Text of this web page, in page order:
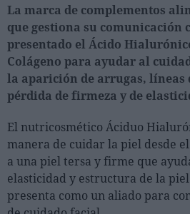
Proveedores
Estética
Perfumería
Salud
Eventos
Agenda de actividades
La marca de complementos
que gestiona su comunicación
presentado el Ácido
Colágeno para ayudar al
la aparición de arrugas, líneas
pérdida de firmeza y de
El nutricosmético Áciduo
manera de cuidar la piel desde
a una piel tersa y firme que
elasticidad y estructura de la
presenta como un aliado para